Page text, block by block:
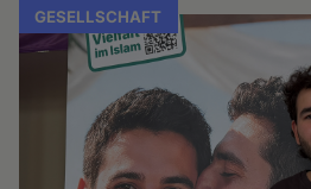
GESELLSCHAFT